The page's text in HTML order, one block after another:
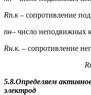
Rn.к– сопротивление
nн– число неподвижных
Rн.к. – сопротивление
R
5.8.Определяем
электрод